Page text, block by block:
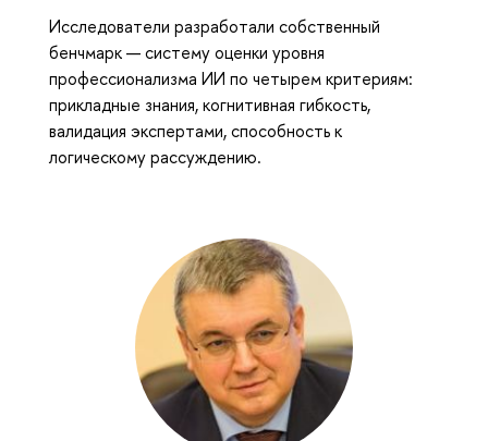
Исследователи разработали собственный
бенчмарк — систему оценки уровня
профессионализма ИИ по четырем критериям:
прикладные знания, когнитивная гибкость,
валидация экспертами, способность к
логическому рассуждению.